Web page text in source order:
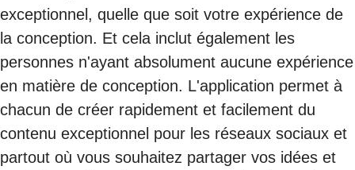
exceptionnel, quelle que soit votre expérience de
la conception. Et cela inclut également les
personnes n'ayant absolument aucune expérience
en matière de conception. L'application permet à
chacun de créer rapidement et facilement du
contenu exceptionnel pour les réseaux sociaux et
partout où vous souhaitez partager vos idées et